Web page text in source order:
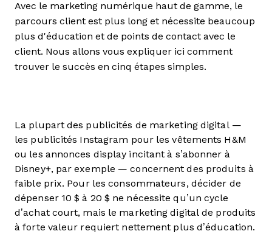
Avec le marketing numérique haut de gamme, le
parcours client est plus long et nécessite beaucoup
plus d'éducation et de points de contact avec le
client. Nous allons vous expliquer ici comment
trouver le succès en cinq étapes simples.
La plupart des publicités de marketing digital —
les publicités Instagram pour les vêtements H&M
ou les annonces display incitant à s’abonner à
Disney+, par exemple — concernent des produits à
faible prix. Pour les consommateurs, décider de
dépenser 10 $ à 20 $ ne nécessite qu’un cycle
d’achat court, mais le marketing digital de produits
à forte valeur requiert nettement plus d’éducation.